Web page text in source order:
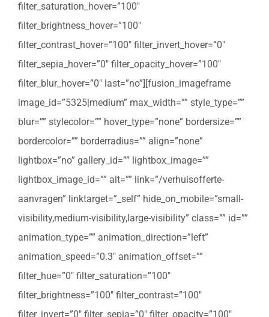
filter_saturation_hover=”100″
filter_brightness_hover=”100″
filter_contrast_hover=”100″ filter_invert_hover=”0″
filter_sepia_hover=”0″ filter_opacity_hover=”100″
filter_blur_hover=”0″ last=”no”][fusion_imageframe
image_id=”5325|medium” max_width=”” style_type=””
blur=”” stylecolor=”” hover_type=”none” bordersize=””
bordercolor=”” borderradius=”” align=”none”
lightbox=”no” gallery_id=”” lightbox_image=””
lightbox_image_id=”” alt=”” link=”/verhuisofferte-
aanvragen” linktarget=”_self” hide_on_mobile=”small-
visibility,medium-visibility,large-visibility” class=”” id=””
animation_type=”” animation_direction=”left”
animation_speed=”0.3″ animation_offset=””
filter_hue=”0″ filter_saturation=”100″
filter_brightness=”100″ filter_contrast=”100″
filter_invert=”0″ filter_sepia=”0″ filter_opacity=”100″